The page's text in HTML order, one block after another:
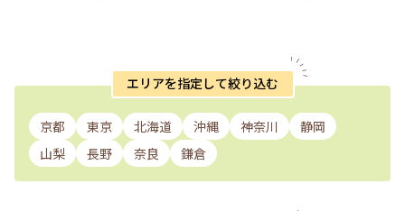
エリアを指定して絞り込む
京都 東京 北海道 沖縄 神奈川
静岡
山梨
長野 奈良 鎌倉